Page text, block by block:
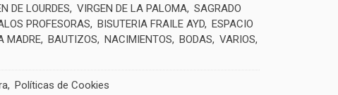
DE LOURDES VIRGEN DE LA PALOMA SAGRADO
PROFESORAS BISUTERIA FRAILE AYD ESPACIO
MADRE BAUTIZOS NACIMIENTOS BODAS
VARIOS
Políticas de Cookies